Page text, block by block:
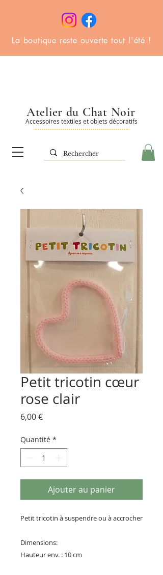
La boutique reste ouverte tout l'été !
Accessoires textiles et objets décoratifs
Atelier du Chat Noir
Petit tricotin cœur
rose clair
6,00 €Prix
Quantité *
Ajouter au panier
Petit tricotin à suspendre ou à accrocher
Dimensions:
Hauteur env. : 10 cm